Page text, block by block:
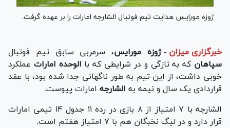
ژوزه مورایس هدایت تیم فوتبال الشارجه امارات را بر عهده گرفت.
خبرگزاری میزان - ژوزه مورایس، سرمربی سابق تیم فوتبال
سپاهانکه به تازگی و در شرایطی که با الوحده امارات عملکرد
خوبی داشت، از این تیم به طور ناگهانی جدا شده بود، با عقد
قراردادی یک سال و نیمه به الشارجه امارات پیوست.
الشارجه با ۷ امتیاز از ۸ بازی در رده ۱۱ جدول ۱۴ تیمی امارات
قرار دارد و در لیگ نخبگان هم با ۷ امتیاز هفتم است.